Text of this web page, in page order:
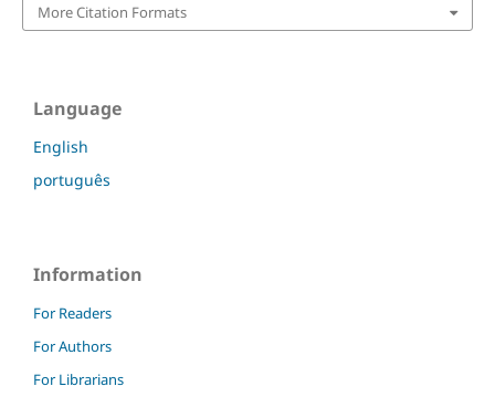
More Citation Formats
Language
English
português
Information
For Readers
For Authors
For Librarians